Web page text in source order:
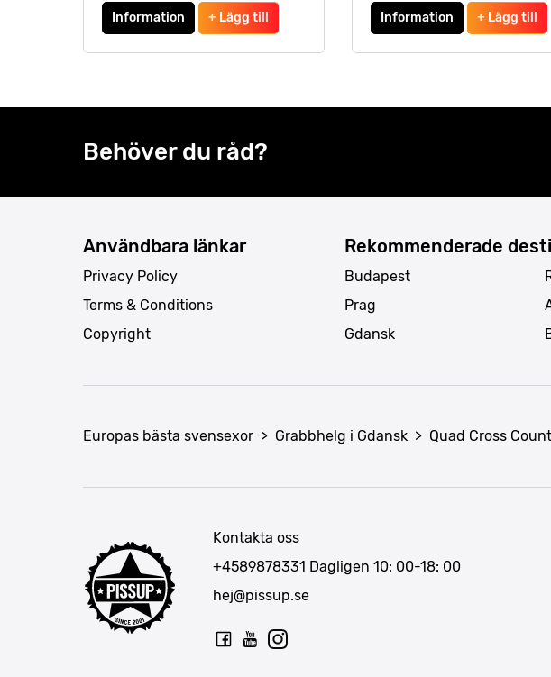
Information + Lägg till Information + Lägg till
Behöver du råd?
Användbara länkar
Privacy Policy
Terms & Conditions
Copyright
Rekommenderade
Budapest
Prag
Gdansk
Europas bästa svensexor > Grabbhelg i Gdansk > Quad Cross
Kontakta oss
+4589878331 Dagligen 10: 00-18: 00
hej@pissup.se